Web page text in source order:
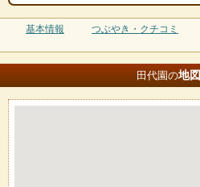
基本情報 つぶやき・クチコミ
田代園の地図